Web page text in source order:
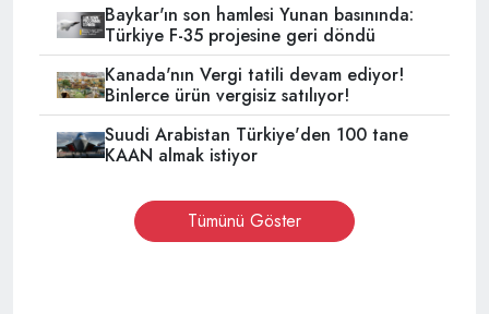
Baykar'ın son hamlesi Yunan basınında:
Türkiye F-35 projesine geri döndü
Kanada'nın Vergi tatili devam ediyor!
Binlerce ürün vergisiz satılıyor!
Suudi Arabistan Türkiye'den 100 tane
KAAN almak istiyor
Tümünü Göster